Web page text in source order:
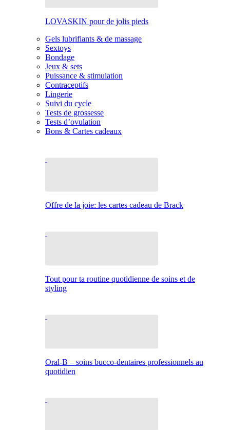
LOVASKIN pour de jolis pieds
Gels lubrifiants & de massage
Sextoys
Bondage
Jeux & sets
Puissance & stimulation
Contraceptifs
Lingerie
Suivi du cycle
Tests de grossesse
Tests d’ovulation
Bons & Cartes cadeaux
Offre de la joie: les cartes cadeau de Brack
Tout pour ta routine quotidienne de soins et de
styling
Oral-B – soins bucco-dentaires professionnels au
quotidien